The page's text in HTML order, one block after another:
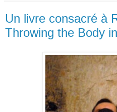
Un livre consacré à
Throwing the Body